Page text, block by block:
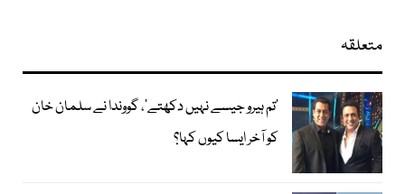
متعلقہ
’تم ہیرو جیسے نہیں دکھتے‘، گووندا نے سلمان خان
کو آخر ایسا کیوں کہا؟